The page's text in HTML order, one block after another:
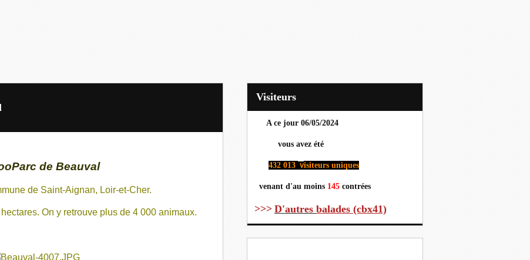
de Beauval
de Saint-Aignan, Loir-et-Cher.
On y retrouve plus de 4 000 animaux.
Visiteurs
A ce jour 06/05/2024
vous avez été
432 013 visiteurs uniques
venant d'au moins 145 contrées
>>> D'autres balades (cbx41)